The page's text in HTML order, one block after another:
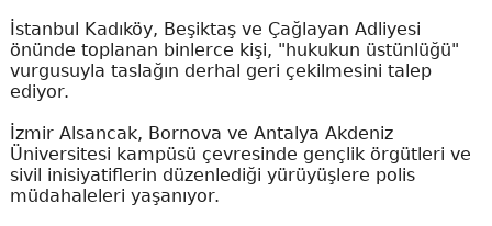
İstanbul Kadıköy, Beşiktaş ve Çağlayan Adliyesi
önünde toplanan binlerce kişi, "hukukun üstünlüğü"
vurgusuyla taslağın derhal geri çekilmesini talep
ediyor.
İzmir Alsancak, Bornova ve Antalya Akdeniz
Üniversitesi kampüsü çevresinde gençlik örgütleri ve
sivil inisiyatiflerin düzenlediği yürüyüşlere polis
müdahaleleri yaşanıyor.